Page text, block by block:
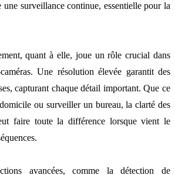
une surveillance continue, essentielle pour la
quant à elle, joue un rôle crucial dans
Une résolution élevée garantit des
capturant chaque détail important. Que ce
ou surveiller un bureau, la clarté des
faire toute la différence lorsque vient le
avancées, comme la détection de